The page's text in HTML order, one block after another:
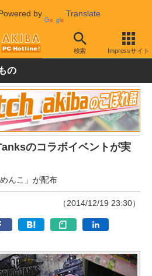
by Translate
検索 Impressサイト
報 イベント情報 その他
の
のコラボイベントが実
んこ」が配布
（2014/12/19 23:30）